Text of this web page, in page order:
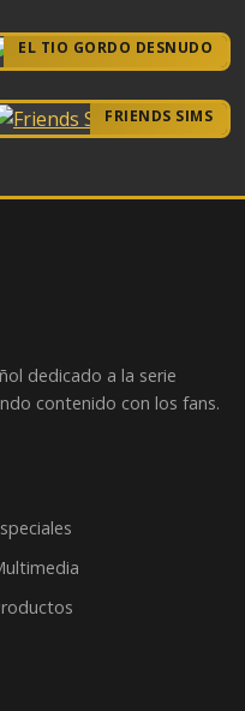
EL TIO GORDO DESNUDO
FRIENDS SIMS
dedicado a la serie
contenido con los fans.